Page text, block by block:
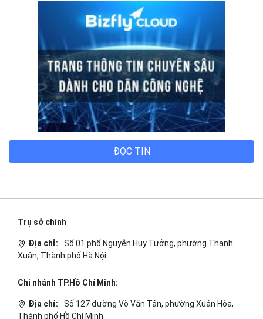
ĐỌC TIN
Trụ sở chính
Địa chỉ:
Số 01 phố Nguyễn Huy Tưởng, phường Thanh
Xuân, Thành phố Hà Nội.
Chi nhánh TP.Hồ Chí Minh:
Địa chỉ:
Số 127 đường Võ Văn Tần, phường Xuân Hòa,
Thành phố Hồ Chí Minh.